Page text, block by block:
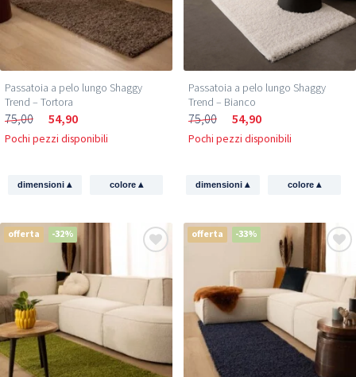
Passatoia a pelo lungo Shaggy
Trend – Tortora
75,00 54,90
Pochi pezzi disponibili
dimensioni▴ colore ▴
Passatoia a pelo lungo Shaggy
Trend – Bianco
75,00 54,90
Pochi pezzi disponibili
dimensioni▴ colore ▴
offerta -32% offerta -33%